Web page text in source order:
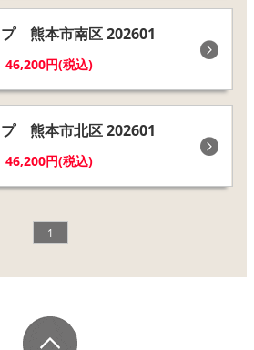
熊本市南区 202601
46,200円(税込)
熊本市北区 202601
46,200円(税込)
1